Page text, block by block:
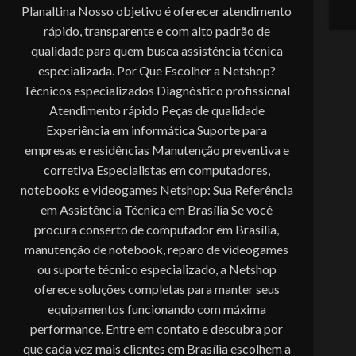
ACESSÓRIOS
Acessórios Apple
Base Para Notebook
Bateria Para
Calculadoras
Planaltina Nosso objetivo é oferecer atendimento
rápido, transparente e com alto padrão de
qualidade para quem busca assistência técnica
especializada. Por Que Escolher a Netshop?
Técnicos especializados Diagnóstico profissional
Atendimento rápido Peças de qualidade
Experiência em informática Suporte para
empresas e residências Manutenção preventiva e
corretiva Especialistas em computadores,
notebooks e videogames Netshop: Sua Referência
em Assistência Técnica em Brasília Se você
procura conserto de computador em Brasília,
manutenção de notebook, reparo de videogames
ou suporte técnico especializado, a Netshop
oferece soluções completas para manter seus
equipamentos funcionando com máxima
performance. Entre em contato e descubra por
que cada vez mais clientes em Brasília escolhem a